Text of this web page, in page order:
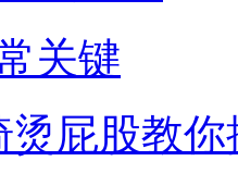
关键
烫屁股教你